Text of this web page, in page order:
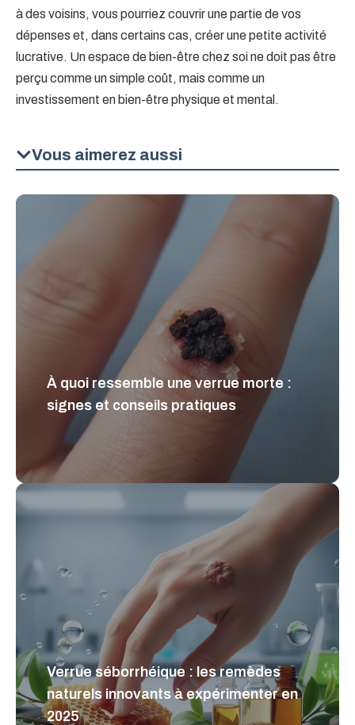
à des voisins, vous pourriez couvrir une partie de vos
dépenses et, dans certains cas, créer une petite activité
lucrative. Un espace de bien-être chez soi ne doit pas être
perçu comme un simple coût, mais comme un
investissement en bien-être physique et mental.
Vous aimerez aussi
À quoi ressemble une verrue morte :
signes et conseils pratiques
Verrue séborrhéique : les remèdes
naturels innovants à expérimenter en
2025